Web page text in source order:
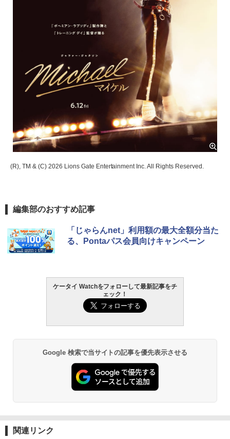
(R), TM & (C) 2026 Lions Gate Entertainment Inc. All Rights Reserved.
編集部のおすすめ記事
「じゃらんnet」利用額の最大全額分当た
る、Pontaパス会員向けキャンペーン
ケータイ Watchをフォローして最新記事をチ
ェック！
Google 検索で当サイトの記事を優先表示させる
関連リンク